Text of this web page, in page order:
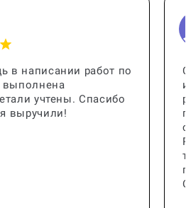
в написании работ по
выполнена
учтены. Спасибо
выручили!